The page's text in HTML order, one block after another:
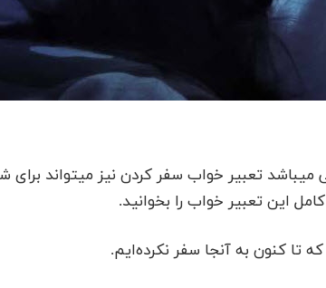
تعبیر خواب سفر کردن نیز میتواند برای
این تعبیر خواب را بخوانید.
تا کنون به آنجا سفر نکرده‌ایم.